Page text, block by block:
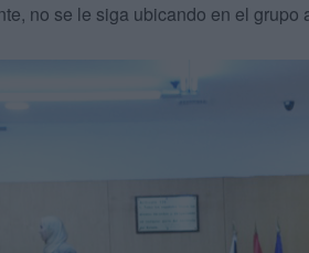
no se le siga ubicando en el